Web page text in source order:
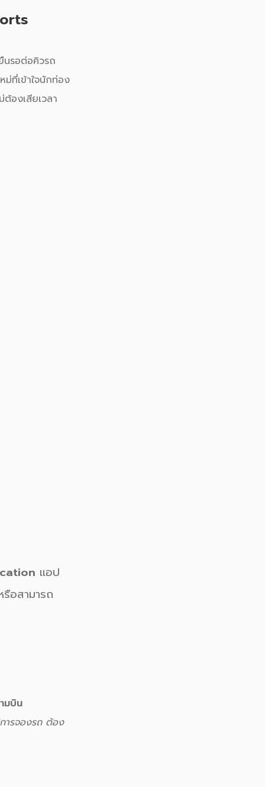
นรอต่อคิวรถ
ม่ที่เข้าใจนักท่อง
องเสียเวลา
แอป
อสามารถ
มบิน
ารจองรถ ต้อง